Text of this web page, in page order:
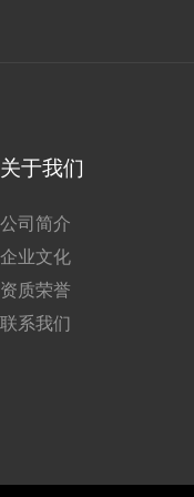
关于我们
公司简介
企业文化
资质荣誉
联系我们